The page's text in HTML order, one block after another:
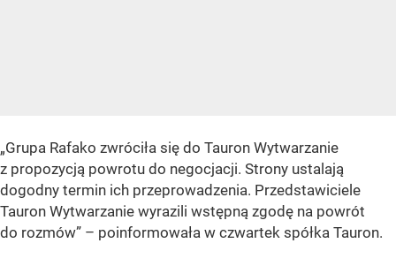
„Grupa Rafako zwróciła się do Tauron Wytwarzanie
z propozycją powrotu do negocjacji. Strony ustalają
dogodny termin ich przeprowadzenia. Przedstawiciele
Tauron Wytwarzanie wyrazili wstępną zgodę na powrót
do rozmów” – poinformowała w czwartek spółka Tauron.